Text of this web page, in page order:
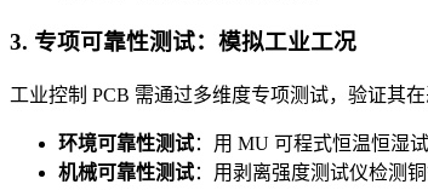
3. 专项可靠性测试：模拟工业工况
工业控制 PCB 需通过多维度专项测试，验证其
环境可靠性测试：用 MU 可程式恒温恒湿
机械可靠性测试：用剥离强度测试仪检测